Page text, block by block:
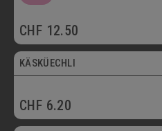
CHF 12.50
Vegetarisch
KÄSKÜECHLI
CHF 6.20
Vegetarisch